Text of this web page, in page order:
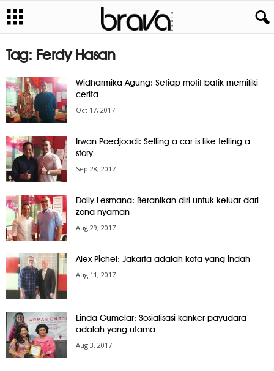
Tag: Ferdy Hasan
Widharmika Agung: Setiap motif batik memiliki
cerita
Oct 17, 2017
Irwan Poedjoadi: Selling a car is like telling a
story
Sep 28, 2017
Dolly Lesmana: Beranikan diri untuk keluar dari
zona nyaman
Aug 29, 2017
Alex Pichel: Jakarta adalah kota yang indah
Aug 11, 2017
Linda Gumelar: Sosialisasi kanker payudara
adalah yang utama
Aug 3, 2017